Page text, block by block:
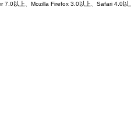
7.0以上、Mozilla Firefox 3.0以上、Safari